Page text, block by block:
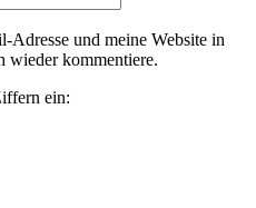
und meine Website in
wieder kommentiere.
ein: